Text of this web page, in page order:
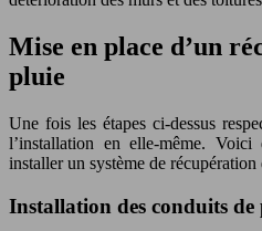
Mise en place d’un
pluie
Une fois les étapes ci-dessus
l’installation en elle-même.
installer un système de récupération
Installation des conduits de